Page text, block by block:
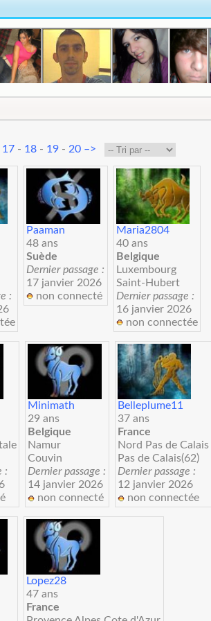
17 - 18 - 19 -20 –>
:
Paaman
48 ans
Suède
Dernier passage :
17 janvier 2026
non connecté
Maria2804
40 ans
Belgique
Luxembourg
Saint-Hubert
Dernier passage :
16 janvier 2026
non connectée
:
Minimath
29 ans
Belgique
Namur
Couvin
Dernier passage :
14 janvier 2026
non connecté
Belleplume11
37 ans
France
Nord Pas de Calais
Pas de Calais(62)
Dernier passage :
12 janvier 2026
non connectée
Lopez28
47 ans
France